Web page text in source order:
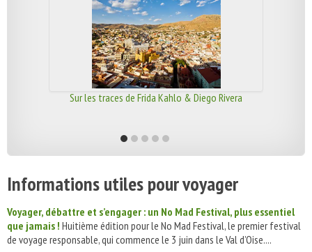
Sur les traces de Frida Kahlo & Diego Rivera
Informations utiles pour voyager
Voyager, débattre et s’engager : un No Mad Festival, plus essentiel
que jamais ! Huitième édition pour le No Mad Festival, le premier festival
de voyage responsable, qui commence le 3 juin dans le Val d’Oise....